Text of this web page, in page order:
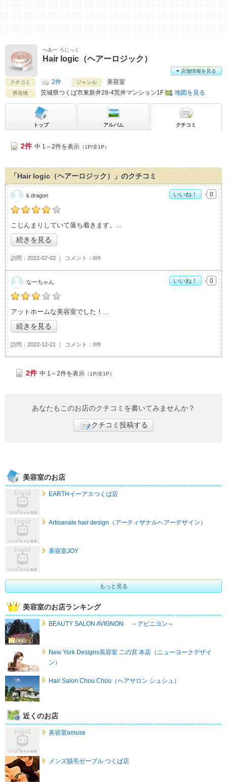
へあー ろじっく
Hair logic（ヘアーロジック）
クチコミ 2件 ジャンル 美容室
所在地 茨城県つくば市東新井28-4荒井マンション1F 地図を見る
店舗情報を見る
トップ アルバム クチコミ
2件 中 1～2件を表示 （1P/全1P）
「Hair logic（ヘアーロジック）」のクチコミ
k.dragonの「Hair logic（ヘアーロジック）>」おすすめ度：
こじんまりしていて落ち着きます。
続きを見る
訪問 2022-07-02 コメント 0件
k.dragon いいね！ 0
なーちゃんの「Hair logic（ヘアーロジック）>」おすすめ度：
アットホームな美容室でした！
続きを見る
訪問 2022-12-21 コメント 0件
なーちゃん いいね！ 0
2件 中 1～2件を表示 （1P/全1P）
あなたもこのお店のクチコミを書いてみませんか？
クチコミ投稿する
美容室のお店
EARTHイーアスつくば店
Artisanale hair design（アーティザナルヘアーデザイン）
美容室JOY
もっと見る
美容室のお店ランキング
BEAUTY SALON AVIGNON ～アビニヨン～
New York Designs美容室 二の宮 本店（ニューヨークデザイ
ン）
Hair Salon Chou Chou（ヘアサロン シュシュ）
近くのお店
美容室amuse
メンズ脱毛ゼーブル つくば店